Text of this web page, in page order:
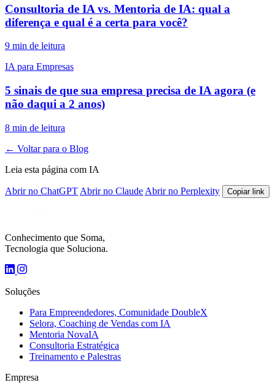
Consultoria de IA vs. Mentoria de IA: qual a
diferença e qual é a certa para você?
9 min de leitura
IA para Empresas
5 sinais de que sua empresa precisa de IA agora (e
não daqui a 2 anos)
8 min de leitura
← Voltar para o Blog
Leia esta página com IA
Abrir no ChatGPT Abrir no Claude Abrir no Perplexity Copiar link
Conhecimento que Soma,
Tecnologia que Soluciona.
Soluções
Para Empreendedores, Comunidade DoubleX
Selora, Coaching de Vendas com IA
Mentoria NovaIA
Consultoria Estratégica
Treinamento e Palestras
Empresa